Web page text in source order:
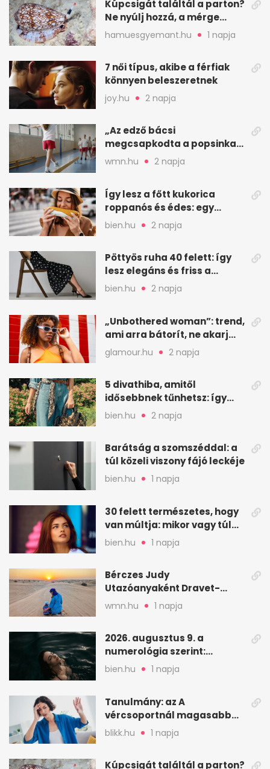
Kúpcsigát találtál a parton?
Ne nyúlj hozzá, a mérge
halálos is lehet
hamuesgyemant.hu 1 napja
7 női típus, akibe a férfiak
könnyen beleszeretnek
joy.hu 2 napja
„Az edző bácsi
megcsapkodta a popsinkat”
– Klára nyári táboros
wmn.hu 2 napja
Így lesz a főtt kukorica
roppanós és édes: egy
zöldséges trükkje
bien.hu 2 napja
Pöttyös ruha 40 felett: így
lesz elegáns és friss a
kedvenc minta
bien.hu 2 napja
„Unbothered woman”: trend,
ami arra bátorít, ne akarj
mindenkinek megfelelni
glamour.hu 2 napja
5 divathiba, amitől
idősebbnek tűnhetsz: így
frissíts a megjelenéseden
bien.hu 2 napja
Barátság a szomszéddal: a
túl közeli viszony fájó leckéje
bien.hu 1 napja
30 felett természetes, hogy
van múltja: mikor vagy túl
válogatós?
bien.hu 1 napja
Bérczes Judy
Utazóanyaként Dravet-
szindrómás kislányával is
wmn.hu 1 napja
2026. augusztus 9. a
numerológia szerint:
lezárás, megbocsátás,
bien.hu 1 napja
Tanulmány: az A
vércsoportnál magasabb
lehet a sztrók kockázata
blikk.hu 1 napja
Kúpcsigát találtál a parton?